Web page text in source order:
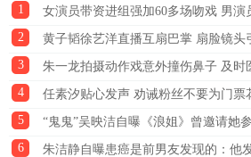
1
女演员带资进组强加60多场吻戏 男演
2
黄子韬徐艺洋直播互扇巴掌 扇脸镜头
3
朱一龙拍摄动作戏意外撞伤鼻子 及时
4
任素汐贴心发声 劝诫粉丝不要为门票
5
“鬼鬼”吴映洁自曝《浪姐》曾邀请她
去不了
6
朱洁静自曝患癌是前男友发现的：他